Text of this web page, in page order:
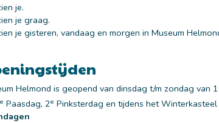
je.
je graag.
je gisteren, vandaag en morgen in Museum
Helmond is geopend van dinsdag t/m zondag van
e Paasdag, 2e Pinksterdag en tijdens het